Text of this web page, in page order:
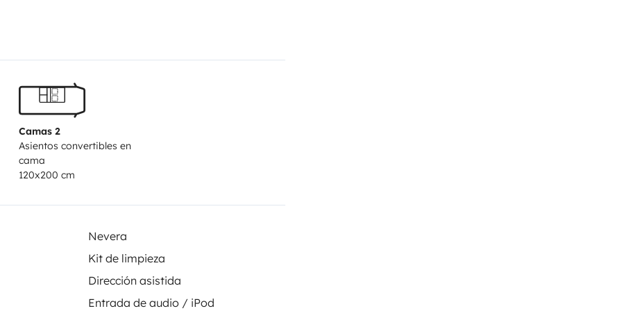
un séjour innoubliable.
votre périple.
de se parler avant de conclure
Camas 2
Asientos convertibles en
cama
120x200 cm
Nevera
Kit de limpieza
Dirección asistida
Entrada de audio / iPod